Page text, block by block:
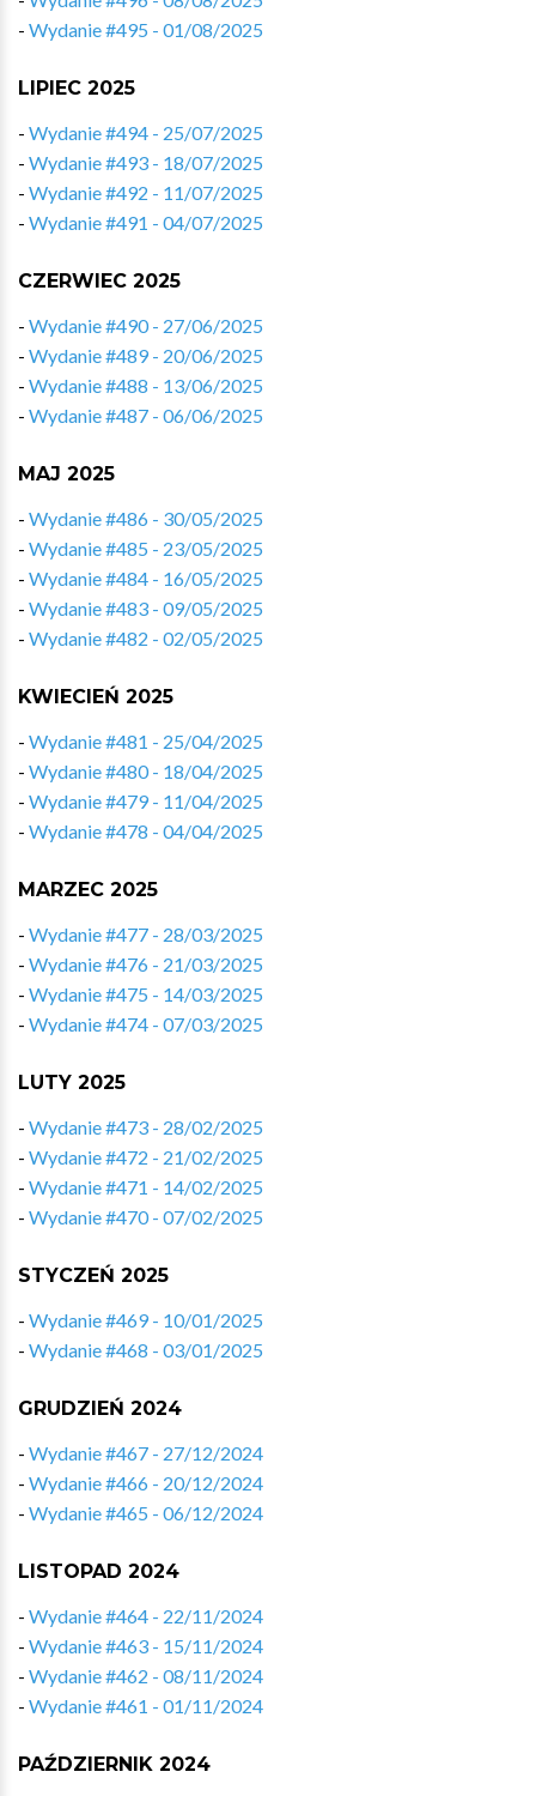
- Wydanie #495 - 01/08/2025
LIPIEC 2025
- Wydanie #494 - 25/07/2025
- Wydanie #493 - 18/07/2025
- Wydanie #492 - 11/07/2025
- Wydanie #491 - 04/07/2025
CZERWIEC 2025
- Wydanie #490 - 27/06/2025
- Wydanie #489 - 20/06/2025
- Wydanie #488 - 13/06/2025
- Wydanie #487 - 06/06/2025
MAJ 2025
- Wydanie #486 - 30/05/2025
- Wydanie #485 - 23/05/2025
- Wydanie #484 - 16/05/2025
- Wydanie #483 - 09/05/2025
- Wydanie #482 - 02/05/2025
KWIECIEŃ 2025
- Wydanie #481 - 25/04/2025
- Wydanie #480 - 18/04/2025
- Wydanie #479 - 11/04/2025
- Wydanie #478 - 04/04/2025
MARZEC 2025
- Wydanie #477 - 28/03/2025
- Wydanie #476 - 21/03/2025
- Wydanie #475 - 14/03/2025
- Wydanie #474 - 07/03/2025
LUTY 2025
- Wydanie #473 - 28/02/2025
- Wydanie #472 - 21/02/2025
- Wydanie #471 - 14/02/2025
- Wydanie #470 - 07/02/2025
STYCZEŃ 2025
- Wydanie #469 - 10/01/2025
- Wydanie #468 - 03/01/2025
GRUDZIEŃ 2024
- Wydanie #467 - 27/12/2024
- Wydanie #466 - 20/12/2024
- Wydanie #465 - 06/12/2024
LISTOPAD 2024
- Wydanie #464 - 22/11/2024
- Wydanie #463 - 15/11/2024
- Wydanie #462 - 08/11/2024
- Wydanie #461 - 01/11/2024
PAŹDZIERNIK 2024